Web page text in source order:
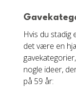
Hvis du stadig
det være en
nogle ideer,
på 59 år: